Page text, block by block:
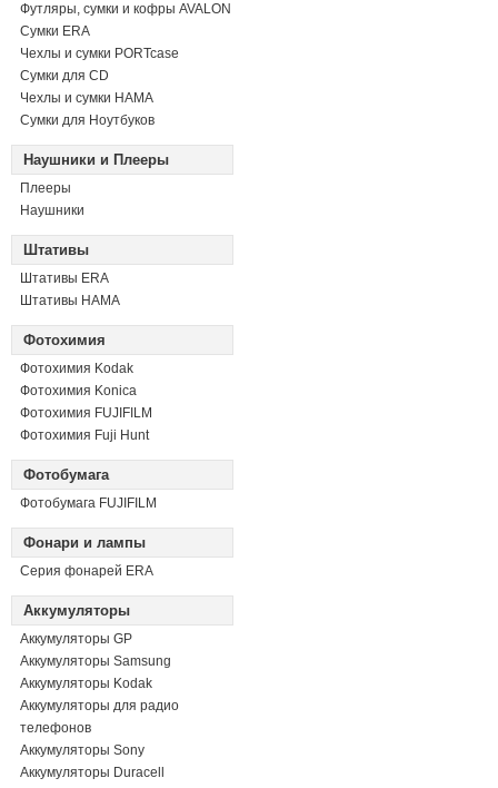
Футляры, сумки и кофры AVALON
Сумки ERA
Чехлы и сумки PORTcase
Сумки для CD
Чехлы и сумки HAMA
Сумки для Ноутбуков
Наушники и Плееры
Плееры
Наушники
Штативы
Штативы ERA
Штативы HAMA
Фотохимия
Фотохимия Kodak
Фотохимия Konica
Фотохимия FUJIFILM
Фотохимия Fuji Hunt
Фотобумага
Фотобумага FUJIFILM
Фонари и лампы
Серия фонарей ERA
Аккумуляторы
Аккумуляторы GP
Аккумуляторы Samsung
Аккумуляторы Kodak
Аккумуляторы для радио
телефонов
Аккумуляторы Sony
Аккумуляторы Duracell